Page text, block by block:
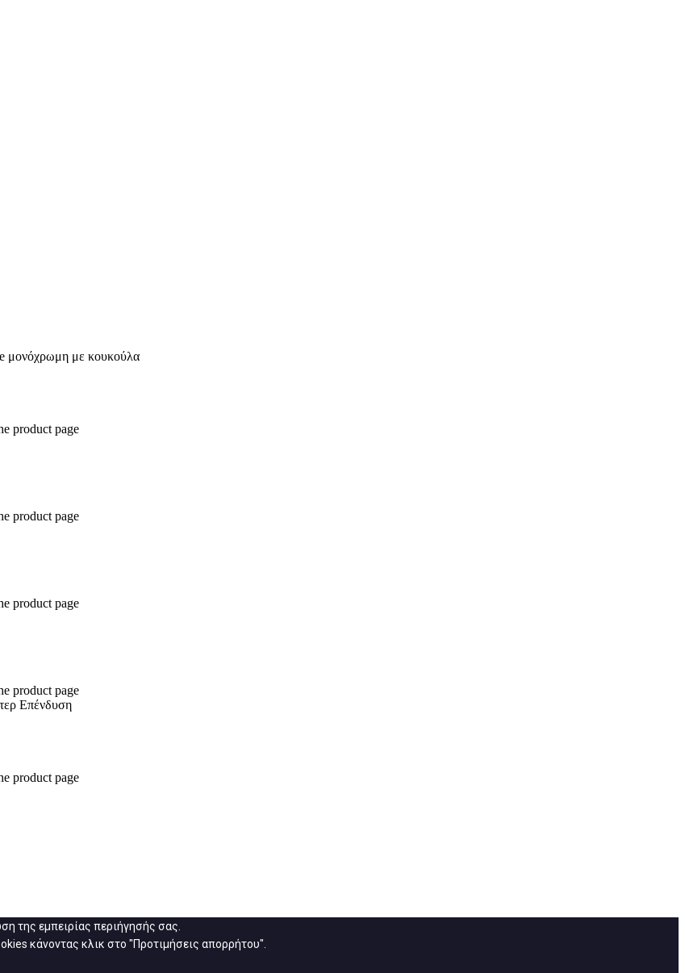
product page
product page
product page
product page
product page
της εμπειρίας περιήγησής σας.
κάνοντας κλικ στο "Προτιμήσεις απορρήτου".